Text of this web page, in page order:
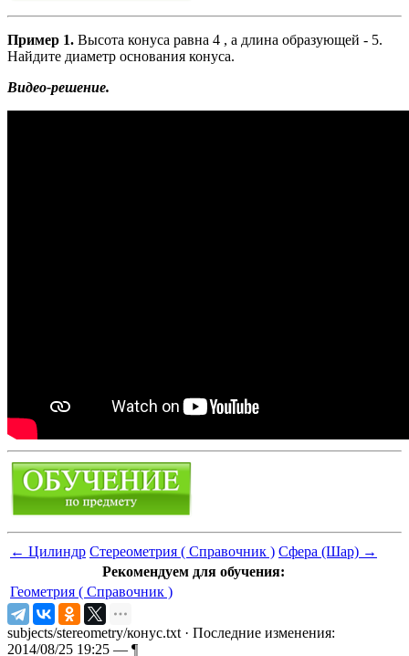
Пример 1. Высота конуса равна 4 , а длина образующей - 5.
Найдите диаметр основания конуса.
Видео-решение.
← Цилиндр Стереометрия ( Справочник ) Сфера (Шар) →
Рекомендуем для обучения:
Геометрия ( Справочник )
subjects/stereometry/конус.txt · Последние изменения:
2014/08/25 19:25 — ¶